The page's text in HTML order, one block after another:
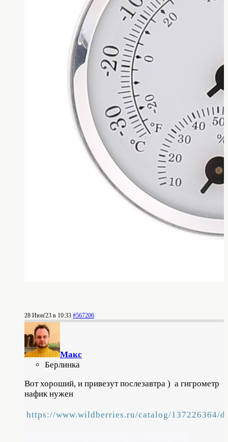
28 Июн'23 в 10:33 #567206
Макс
Берлинка
Вот хороший, и привезут послезавтра ) а гигрометр
нафик нужен
https://www.wildberries.ru/catalog/137226364/